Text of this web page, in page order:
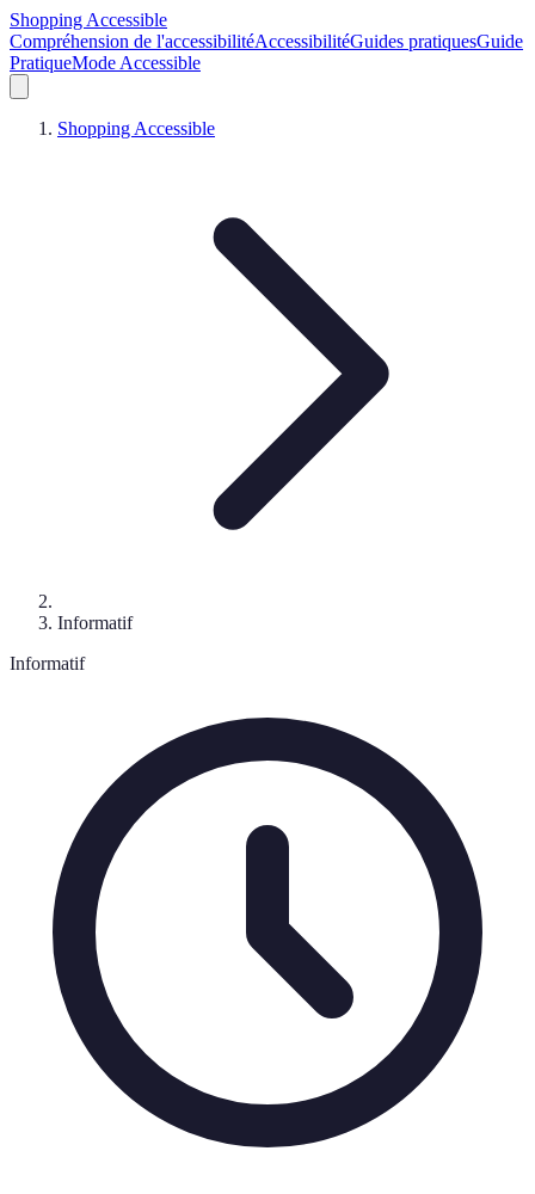
Shopping Accessible
Compréhension de l'accessibilitéAccessibilitéGuides pratiquesGuide
PratiqueMode Accessible
Shopping Accessible
Informatif
Informatif